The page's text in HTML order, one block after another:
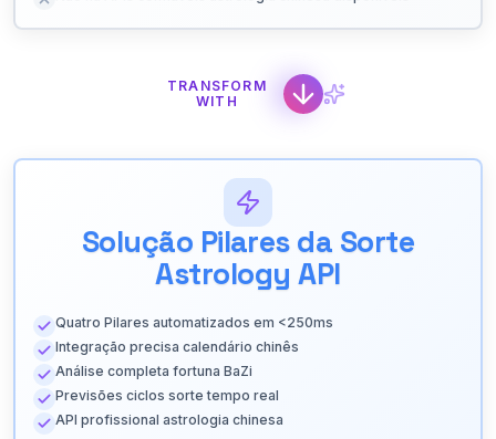
TRANSFORM
WITH
Solução Pilares da Sorte
Astrology API
Quatro Pilares automatizados em <250ms
Integração precisa calendário chinês
Análise completa fortuna BaZi
Previsões ciclos sorte tempo real
API profissional astrologia chinesa